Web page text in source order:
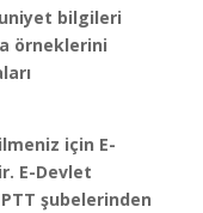
bilgileri
örneklerini
için E-
E-Devlet
şubelerinden